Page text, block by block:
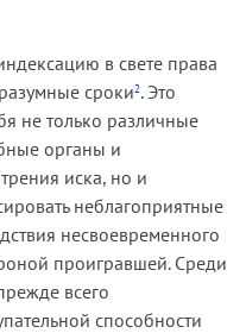
в свете права
сроки2. Это
не только различные
органы и
иска, но и
неблагоприятные
несвоевременного
проигравшей. Среди
всего
способности